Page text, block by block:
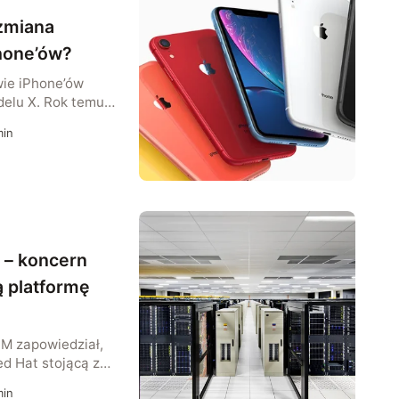
iPhone’ów
X. Rok temu,
arabskimi
wraz z
z Cupertino
– koncern
platformę
zapowiedział,
Hat stojącą za
open-